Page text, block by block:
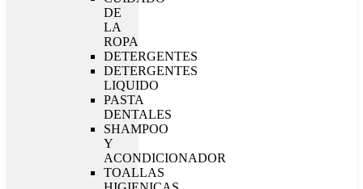
DE
LA
ROPA
DETERGENTES
DETERGENTES
LIQUIDO
PASTA
DENTALES
SHAMPOO
Y
ACONDICIONADOR
TOALLAS